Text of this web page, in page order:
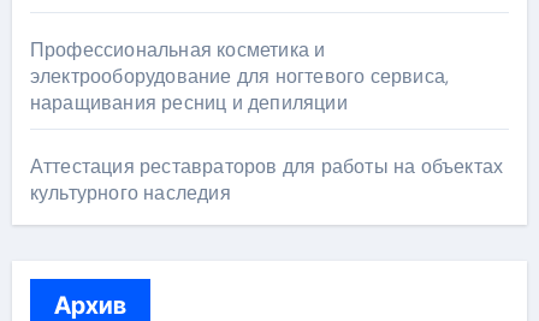
Профессиональная косметика и
электрооборудование для ногтевого сервиса,
наращивания ресниц и депиляции
Аттестация реставраторов для работы на объектах
культурного наследия
Архив